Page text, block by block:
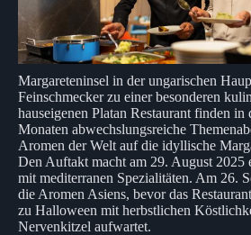
Margareteninsel in der ungarischen
Feinschmecker zu einer besonderen
hauseigenen Platan Restaurant finden in
Monaten abwechslungsreiche
Aromen der Welt auf die idyllische
Den Auftakt macht am 29. August 2025
mit mediterranen Spezialitäten. Am 26.
die Aromen Asiens, bevor das
zu Halloween mit herbstlichen
Nervenkitzel aufwartet.